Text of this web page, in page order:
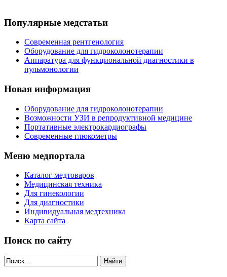
Популярные медстатьи
Современная рентгенология
Оборудование для гидроколонотерапии
Аппаратура для функциональной диагностики в
пульмонологии
Новая информация
Оборудование для гидроколонотерапии
Возможности УЗИ в репродуктивной медицине
Портативные электрокардиографы
Современные глюкометры
Меню медпортала
Каталог медтоваров
Медицинская техника
Для гинекологии
Для диагностики
Индивидуальная медтехника
Карта сайта
Поиск по сайту
Найти